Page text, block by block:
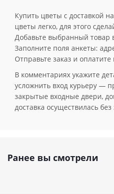
Купить цветы с доставкой
цветы легко, для этого
Добавьте выбранный товар
Заполните поля анкеты:
Отправьте заказ и
В комментариях укажите
усложнить вход курьеру —
закрытые входные двери,
доставка осуществилась
Ранее вы смотрели